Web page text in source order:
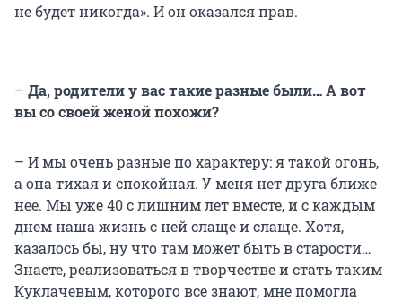
не будет никогда». И он оказался прав.
– Да, родители у вас такие разные были… А вот
вы со своей женой похожи?
– И мы очень разные по характеру: я такой огонь,
а она тихая и спокойная. У меня нет друга ближе
нее. Мы уже 40 с лишним лет вместе, и с каждым
днем наша жизнь с ней слаще и слаще. Хотя,
казалось бы, ну что там может быть в старости…
Знаете, реализоваться в творчестве и стать таким
Куклачевым, которого все знают, мне помогла